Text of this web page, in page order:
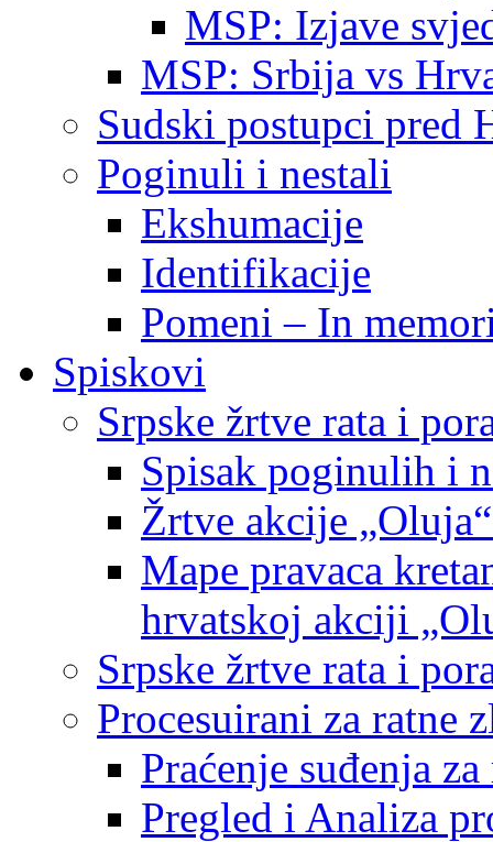
MSP: Izjave
MSP: Srbija vs
Sudski postupci pred
Poginuli i nestali
Ekshumacije
Identifikacije
Pomeni – In
Spiskovi
Srpske žrtve rata i
Spisak poginulih i
Žrtve akcije
Mape pravaca
hrvatskoj akciji
Srpske žrtve rata i
Procesuirani za ratne
Praćenje suđenja
Pregled i Analiza